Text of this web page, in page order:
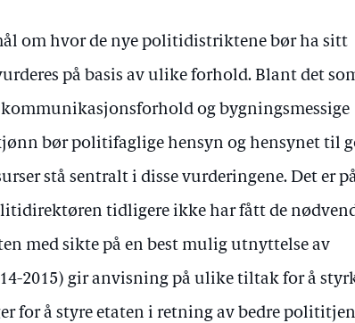
om hvor de nye politidistriktene bør ha sitt
på basis av ulike forhold. Blant det
og bygningsmessige
bør politifaglige hensyn og hensynet til
stå sentralt i disse vurderingene. Det er
tidligere ikke har fått de
med sikte på en best mulig utnyttelse av
2015) gir anvisning på ulike tiltak for å
for å styre etaten i retning av bedre